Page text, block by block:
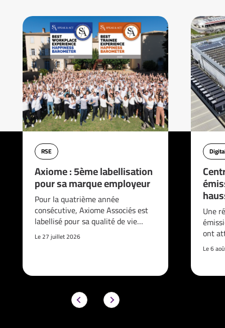
RSE
Axiome : 5ème labellisation
pour sa marque employeur
Pour la quatrième année
consécutive, Axiome Associés est
labellisé pour sa qualité de vie…
Le 27 juillet 2026
Une
ont
Le 6